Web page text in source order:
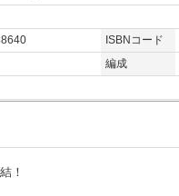
ISBNコード
編成
！